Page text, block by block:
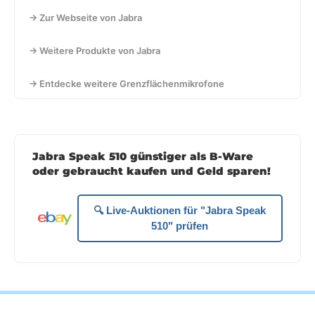
→ Zur Webseite von Jabra
→ Weitere Produkte von Jabra
→ Entdecke weitere Grenzflächenmikrofone
Jabra Speak 510 günstiger als B-Ware
oder gebraucht kaufen und Geld sparen!
🔍 Live-Auktionen für "Jabra Speak
510" prüfen